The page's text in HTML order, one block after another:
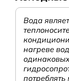
Вода
нагреве